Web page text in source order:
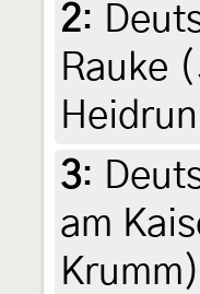
2:
Rauke (
3:
am